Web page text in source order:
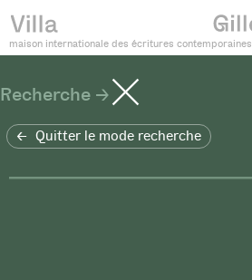
maison internationale des écritures contemporaines
Recherche
Quitter le mode recherche